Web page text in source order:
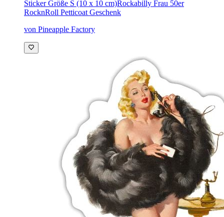
Sticker Größe S (10 x 10 cm)Rockabilly Frau 50er
RocknRoll Petticoat Geschenk
von Pineapple Factory